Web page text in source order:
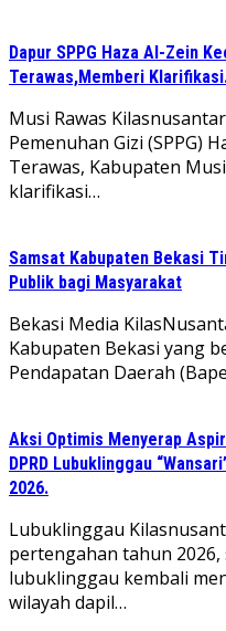
Dapur SPPG Haza Al-Zein
Terawas,Memberi
Musi Rawas
Pemenuhan Gizi (SPPG)
Terawas, Kabupaten
klarifikasi…
Samsat Kabupaten Bekasi
Publik bagi Masyarakat
Bekasi Media
Kabupaten Bekasi yang
Pendapatan Daerah
Aksi Optimis Menyerap
DPRD Lubuklinggau
2026.
Lubuklinggau
pertengahan tahun
lubuklinggau kembali
wilayah dapil…